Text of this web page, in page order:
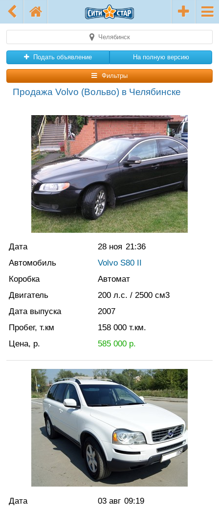
Челябинск
Подать объявление На полную версию
Фильтры
Продажа Volvo (Вольво) в Челябинске
Дата 28 ноя 21:36
Автомобиль
Volvo S80 II
Коробка
Автомат
Двигатель
200 л.с. / 2500 см3
Дата выпуска
2007
Пробег, т.км
158 000 т.км.
Цена, р.
585 000р.
Дата 03 авг 09:19